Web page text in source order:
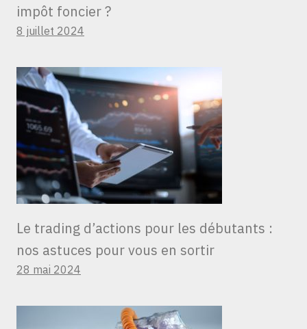
impôt foncier ?
8 juillet 2024
Le trading d’actions pour les débutants :
nos astuces pour vous en sortir
28 mai 2024